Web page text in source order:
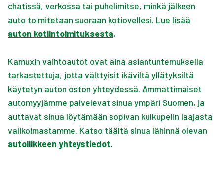
chatissä, verkossa tai puhelimitse, minkä jälkeen
auto toimitetaan suoraan kotiovellesi. Lue lisää
auton kotiintoimituksesta.
Kamuxin vaihtoautot ovat aina asiantuntemuksella
tarkastettuja, jotta välttyisit ikäviltä yllätyksiltä
käytetyn auton oston yhteydessä. Ammattimaiset
automyyjämme palvelevat sinua ympäri Suomen, ja
auttavat sinua löytämään sopivan kulkupelin laajasta
valikoimastamme. Katso täältä sinua lähinnä olevan
autoliikkeen yhteystiedot.